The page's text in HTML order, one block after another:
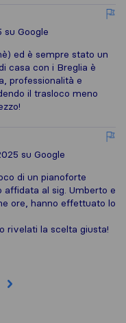
su Google
ed è sempre stato un
casa con i Breglia è
professionalità e
il trasloco meno
su Google
di un pianoforte
al sig. Umberto e
ore, hanno effettuato lo
rivelati la scelta giusta!